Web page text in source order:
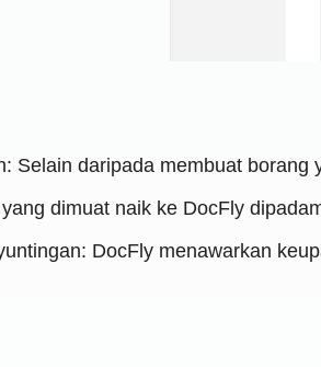
Selain daripada membuat
dimuat naik ke DocFly
DocFly menawarkan